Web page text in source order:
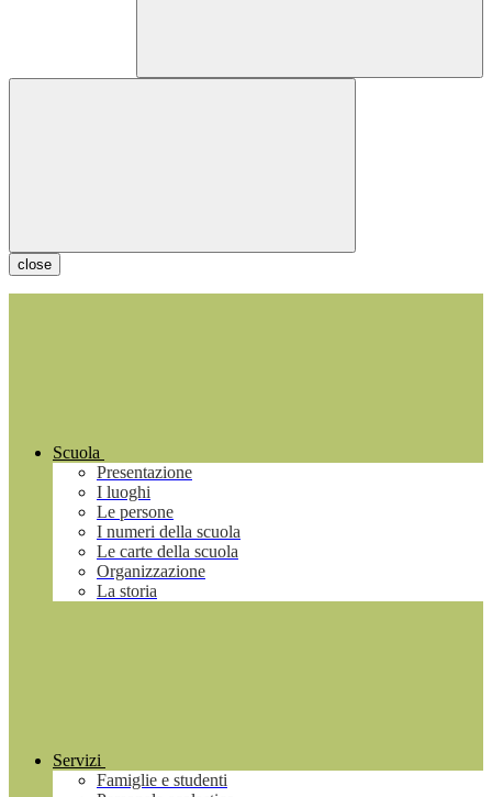
close
Scuola
Presentazione
I luoghi
Le persone
I numeri della scuola
Le carte della scuola
Organizzazione
La storia
Servizi
Famiglie e studenti